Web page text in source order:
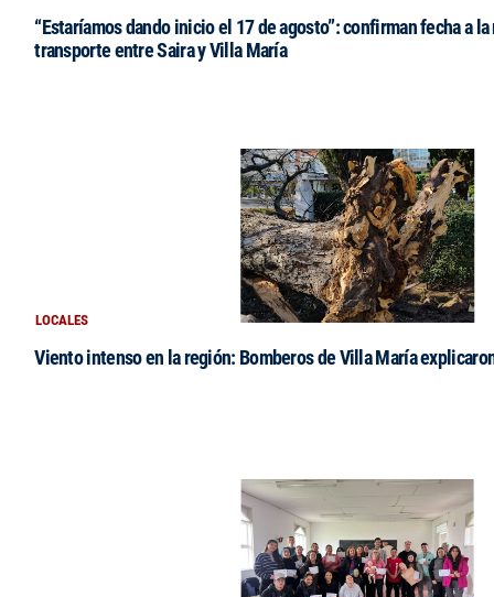
“Estaríamos dando inicio el 17 de agosto”: confirman fecha a
transporte entre Saira y Villa María
LOCALES
Viento intenso en la región: Bomberos de Villa María